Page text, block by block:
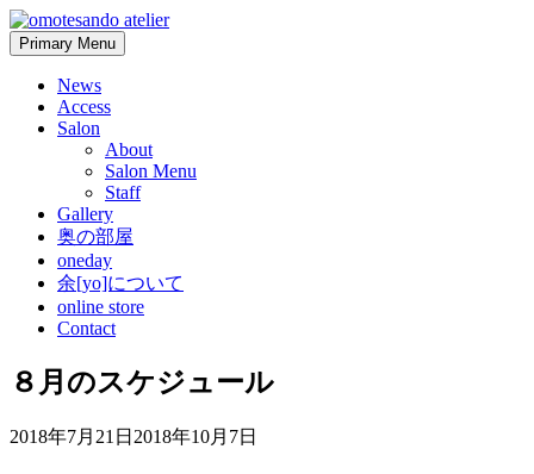
Skip
to
content
Primary Menu
News
Access
Salon
About
Salon Menu
Staff
Gallery
奥の部屋
oneday
余[yo]について
online store
Contact
８月のスケジュール
2018年7月21日 2018年10月7日